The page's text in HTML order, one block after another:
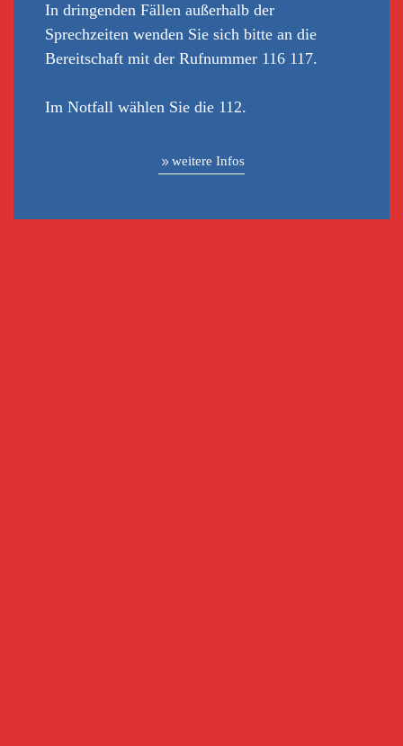
In dringenden Fällen außerhalb der
Sprechzeiten wenden Sie sich bitte an die
Bereitschaft mit der Rufnummer 116 117.
Im Notfall wählen Sie die 112.
weitere Infos